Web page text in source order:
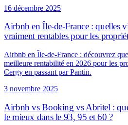
16 décembre 2025
Airbnb en Île-de-France : quelles
vraiment rentables pour les
Airbnb en Île-de-France : découvrez
meilleure rentabilité en 2026 pour les
Cergy en passant par Pantin.
3 novembre 2025
Airbnb vs Booking vs Abritel :
le mieux dans le 93, 95 et 60 ?